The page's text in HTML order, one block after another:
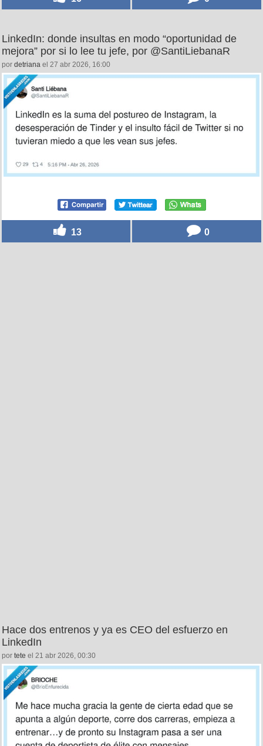
LinkedIn: donde insultas en modo “oportunidad de
mejora” por si lo lee tu jefe, por @SantiLiebanaR
por detriana el 27 abr 2026, 16:00
13 0
Hace dos entrenos y ya es CEO del esfuerzo en
LinkedIn
por tete el 21 abr 2026, 00:30